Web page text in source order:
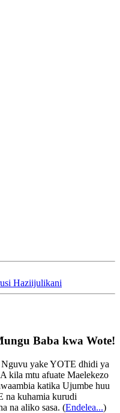
Haziijulikani
Baba kwa Wote!
yake YOTE dhidi ya
kila mtu afuate Maelekezo
katika Ujumbe huu
na kuhamia kurudi
na aliko sasa. (Endelea...)